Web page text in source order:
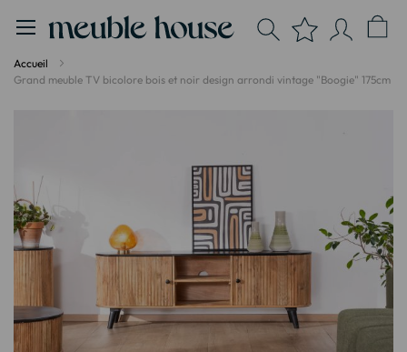
Accueil
Grand meuble TV bicolore bois et noir design arrondi vintage "Boogie" 175cm
de
la
galerie
d’images